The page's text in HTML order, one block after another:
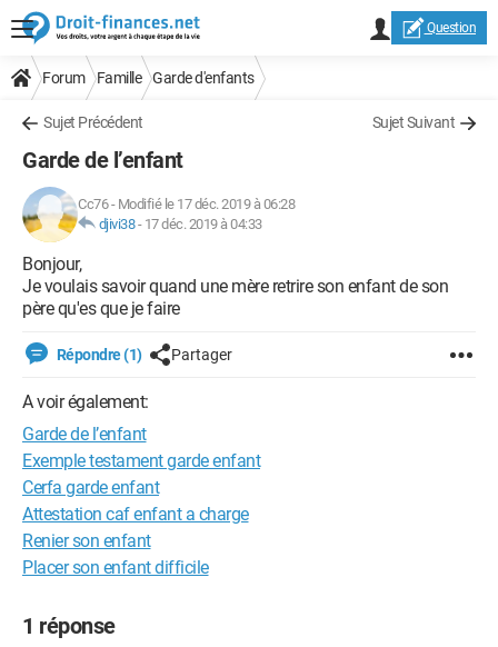
Question
Forum Famille Garde d'enfants
Sujet Précédent Sujet Suivant
Garde de l’enfant
Cc76- Modifié le 17 déc. 2019 à 06:28
djivi38- 17 déc. 2019 à 04:33
Bonjour,
Je voulais savoir quand une mère retrire son enfant de son
père qu'es que je faire
Répondre (1) Partager
A voir également:
Garde de l’enfant
Exemple testament garde enfant
Cerfa garde enfant
Attestation caf enfant a charge
Renier son enfant
Placer son enfant difficile
1 réponse